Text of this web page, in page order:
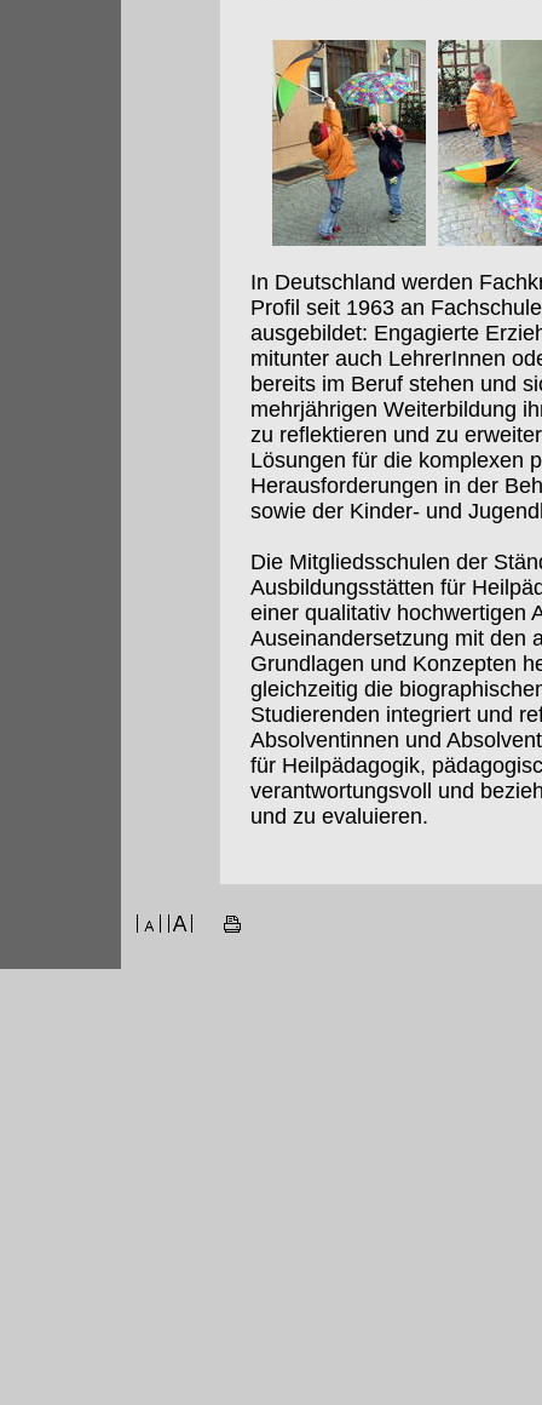
In Deutschland werden
Profil seit 1963 an
ausgebildet: Engagierte
mitunter auch LehrerInnen
bereits im Beruf stehen und
mehrjährigen Weiterbildung
zu reflektieren und zu
Lösungen für die komplexen
Herausforderungen in der
sowie der Kinder- und
Die Mitgliedsschulen der
Ausbildungsstätten für
einer qualitativ hochwertigen
Auseinandersetzung mit den
Grundlagen und Konzepten
gleichzeitig die
Studierenden integriert und
Absolventinnen und
für Heilpädagogik,
verantwortungsvoll und
und zu evaluieren.